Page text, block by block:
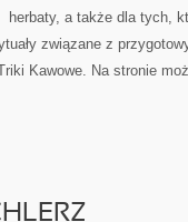
herbaty, a także dla tych,
związane z
Kawowe. Na stronie